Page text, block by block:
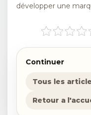
développer une
Continuer
Tous les
Retour a